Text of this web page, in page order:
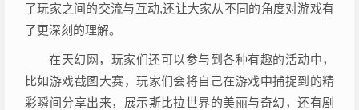
了玩家之间的交流与互动,还让大家从不同的角度对游戏有
了更深刻的理解。
在天幻网，玩家们还可以参与到各种有趣的活动中，
比如游戏截图大赛，玩家们会将自己在游戏中捕捉到的精
彩瞬间分享出来，展示斯比拉世界的美丽与奇幻，还有剧